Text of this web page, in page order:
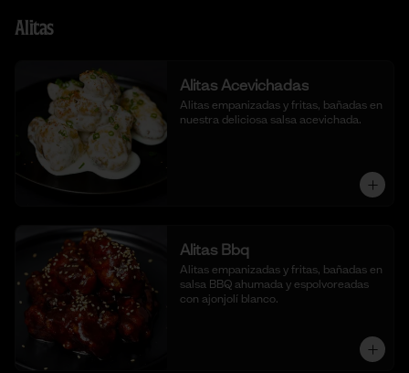
Alitas
Alitas Acevichadas
Alitas empanizadas y fritas, bañadas en
nuestra deliciosa salsa acevichada.
Alitas Bbq
Alitas empanizadas y fritas, bañadas en
salsa BBQ ahumada y espolvoreadas
con ajonjolí blanco.